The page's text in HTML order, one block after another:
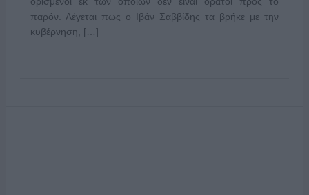
παρόν. Λέγεται πως ο Ιβάν Σαββίδης τα βρήκε με την
κυβέρνηση, […]